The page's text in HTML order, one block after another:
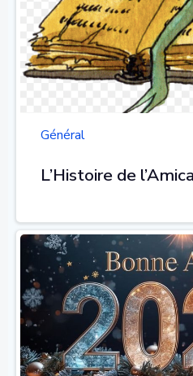
Général
L’Histoire de